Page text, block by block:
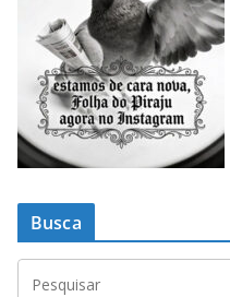
Busca